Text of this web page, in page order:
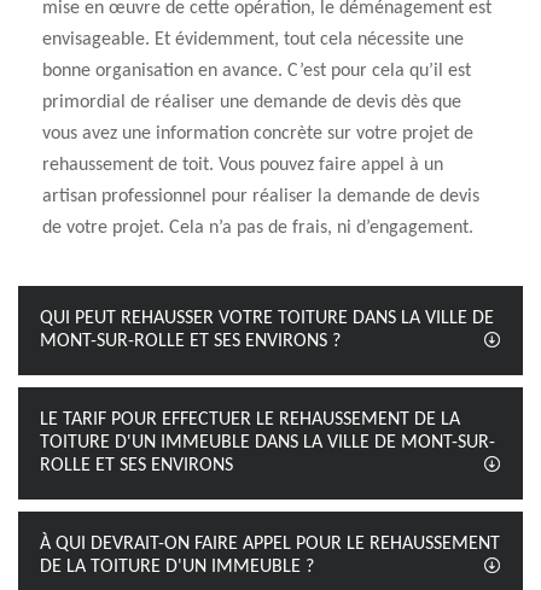
mise en œuvre de cette opération, le déménagement est
envisageable. Et évidemment, tout cela nécessite une
bonne organisation en avance. C’est pour cela qu’il est
primordial de réaliser une demande de devis dès que
vous avez une information concrète sur votre projet de
rehaussement de toit. Vous pouvez faire appel à un
artisan professionnel pour réaliser la demande de devis
de votre projet. Cela n’a pas de frais, ni d’engagement.
QUI PEUT REHAUSSER VOTRE TOITURE DANS LA VILLE DE
MONT-SUR-ROLLE ET SES ENVIRONS ?
LE TARIF POUR EFFECTUER LE REHAUSSEMENT DE LA
TOITURE D'UN IMMEUBLE DANS LA VILLE DE MONT-SUR-
ROLLE ET SES ENVIRONS
À QUI DEVRAIT-ON FAIRE APPEL POUR LE REHAUSSEMENT
DE LA TOITURE D'UN IMMEUBLE ?